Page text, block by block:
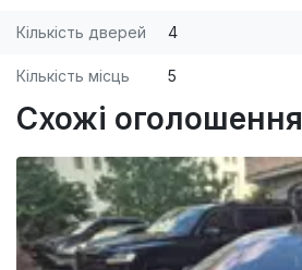
Кількість дверей 4
Кількість місць 5
Схожі оголошення